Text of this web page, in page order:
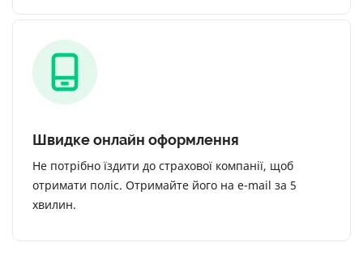
Швидке онлайн оформлення
Не потрібно їздити до страхової компанії, щоб
отримати поліс. Отримайте його на e-mail за 5
хвилин.